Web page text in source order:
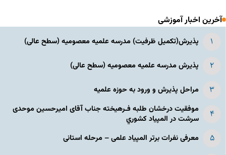
آخرین اخبار آموزشی
پذیرش(تکمیل ظرفیت) مدرسه علمیه معصومیه‌ (سطح عالی)
پذیرش مدرسه علمیه معصومیه‌ (سطح عالی)
مراحل پذیرش و ورود به حوزه علمیه
موفقیت درخشان طلبه فـرهیخته جناب آقای امیرحسین موحدی
سرشت در المپياد كشوري
معرفی نفرات برتر المپیاد علمی – مرحله استانی